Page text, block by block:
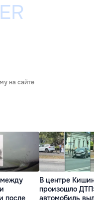
на сайте
между
после
В центре
произошло ДТП:
автомобиль